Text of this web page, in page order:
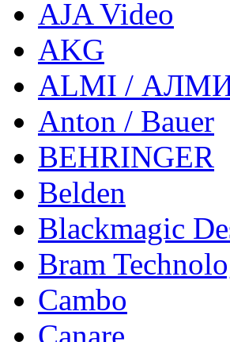
AJA Video
AKG
ALMI /
Anton / Bauer
BEHRINGER
Belden
Blackmagic
Bram
Cambo